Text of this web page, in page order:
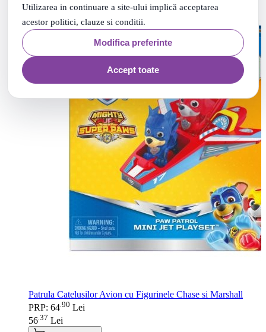
Utilizarea in continuare a site-ului implică acceptarea
acestor politici, clauze si conditii.
Modifica preferinte
Accept toate
Patrula Catelusilor Avion cu Figurinele Chase si Marshall
PRP: 64 90 Lei
56 37 Lei